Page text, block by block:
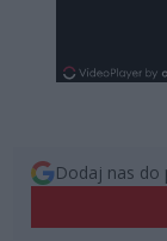
Dodaj nas do